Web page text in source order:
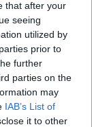
that after your
seeing
utilized by
prior to
further
parties on the
may
IAB’s List of
it to other